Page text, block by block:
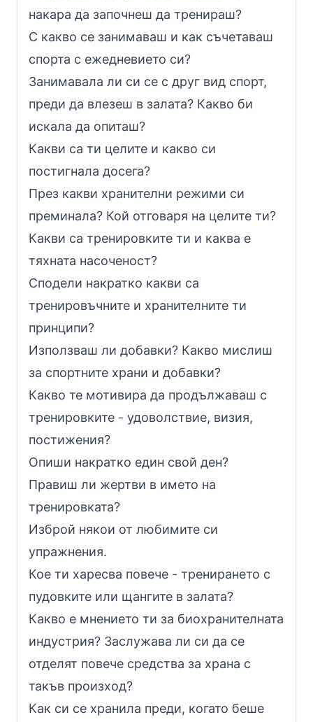
накара да започнеш да тренираш?
С какво се занимаваш и как съчетаваш
спорта с ежедневието си?
Занимавала ли си се с друг вид спорт,
преди да влезеш в залата? Какво би
искала да опиташ?
Какви са ти целите и какво си
постигнала досега?
През какви хранителни режими си
преминала? Кой отговаря на целите ти?
Какви са тренировките ти и каква е
тяхната насоченост?
Сподели накратко какви са
тренировъчните и хранителните ти
принципи?
Използваш ли добавки? Какво мислиш
за спортните храни и добавки?
Какво те мотивира да продължаваш с
тренировките - удоволствие, визия,
постижения?
Опиши накратко един свой ден?
Правиш ли жертви в името на
тренировката?
Изброй някои от любимите си
упражнения.
Кое ти харесва повече - тренирането с
пудовките или щангите в залата?
Какво е мнението ти за биохранителната
индустрия? Заслужава ли си да се
отделят повече средства за храна с
такъв произход?
Как си се хранила преди, когато беше